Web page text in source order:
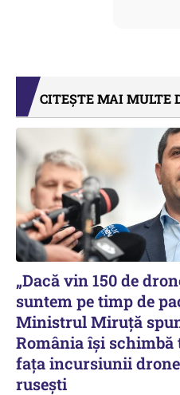
CITEȘTE MAI MULTE
„Dacă vin 150 de
suntem pe timp de
Ministrul Miruţă
România își
fața incursiunii
rusești